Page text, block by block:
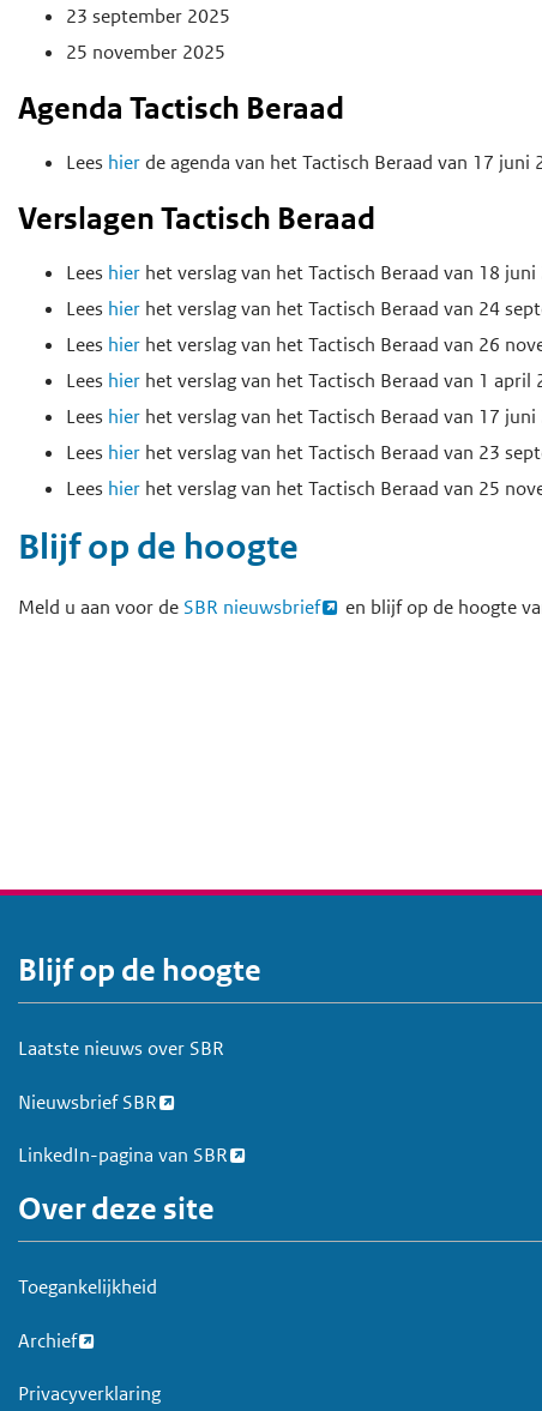
23 september 2025
25 november 2025
Agenda Tactisch Beraad
Lees hierde agenda van het Tactisch Beraad van 17 juni
Verslagen Tactisch Beraad
Lees hier het verslag van het Tactisch Beraad van 18
Lees hier het verslag van het Tactisch Beraad van 24
Lees hier het verslag van het Tactisch Beraad van 26
Lees hier het verslag van het Tactisch Beraad van 1 april
Lees hier het verslag van het Tactisch Beraad van 17 juni
Lees hier het verslag van het Tactisch Beraad van 23
Lees hier het verslag van het Tactisch Beraad van 25
Blijf op de hoogte
Meld u aan voor de SBR nieuwsbrief en blijf op de hoogte
V
o
e
t
Blijf op de hoogte
Laatste nieuws over SBR
Nieuwsbrief SBR
LinkedIn-pagina van SBR
Over deze site
Toegankelijkheid
Archief
Privacyverklaring